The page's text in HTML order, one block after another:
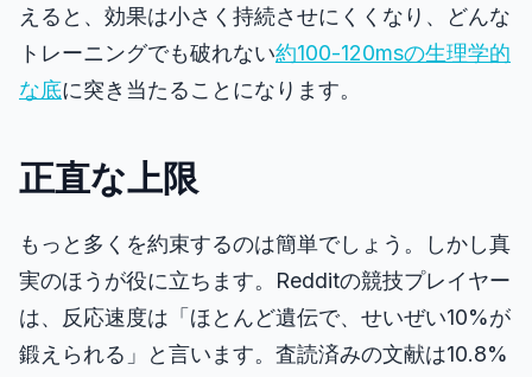
えると、効果は小さく持続させにくくなり、どんな
トレーニングでも破れない約100-120msの生理学的
な底に突き当たることになります。
正直な上限
もっと多くを約束するのは簡単でしょう。しかし真
実のほうが役に立ちます。Redditの競技プレイヤー
は、反応速度は「ほとんど遺伝で、せいぜい10%が
鍛えられる」と言います。査読済みの文献は10.8%